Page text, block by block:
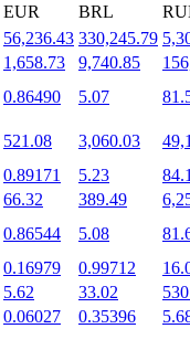
EUR BRL
56,236.43 330,245.79
1,658.73 9,740.85
0.86490 5.07
521.08 3,060.03
0.89171 5.23
66.32 389.49
0.86544 5.08
0.16979 0.99712
5.62 33.02
0.06027 0.35396